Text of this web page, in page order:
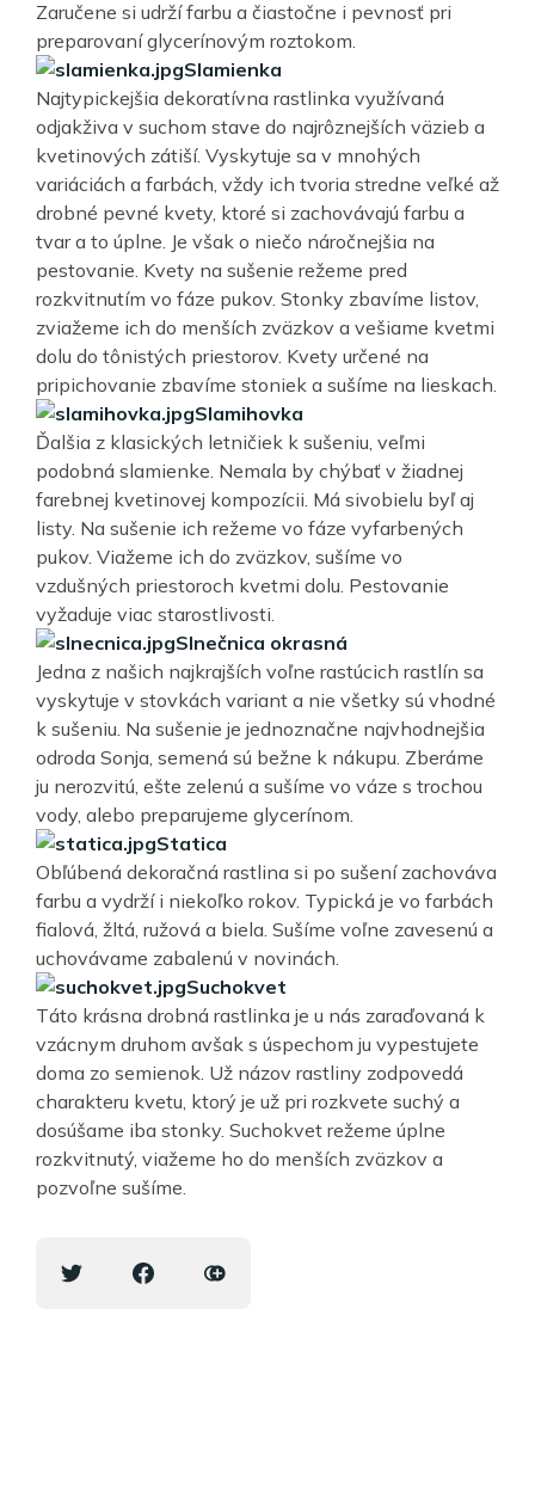
Zaručene si udrží farbu a čiastočne i pevnosť pri
preparovaní glycerínovým roztokom.
Slamienka
Najtypickejšia dekoratívna rastlinka využívaná
odjakživa v suchom stave do najrôznejších väzieb a
kvetinových zátiší. Vyskytuje sa v mnohých
variáciách a farbách, vždy ich tvoria stredne veľké až
drobné pevné kvety, ktoré si zachovávajú farbu a
tvar a to úplne. Je však o niečo náročnejšia na
pestovanie. Kvety na sušenie režeme pred
rozkvitnutím vo fáze pukov. Stonky zbavíme listov,
zviažeme ich do menších zväzkov a vešiame kvetmi
dolu do tônistých priestorov. Kvety určené na
pripichovanie zbavíme stoniek a sušíme na lieskach.
Slamihovka
Ďalšia z klasických letničiek k sušeniu, veľmi
podobná slamienke. Nemala by chýbať v žiadnej
farebnej kvetinovej kompozícii. Má sivobielu byľ aj
listy. Na sušenie ich režeme vo fáze vyfarbených
pukov. Viažeme ich do zväzkov, sušíme vo
vzdušných priestoroch kvetmi dolu. Pestovanie
vyžaduje viac starostlivosti.
Slnečnica okrasná
Jedna z našich najkrajších voľne rastúcich rastlín sa
vyskytuje v stovkách variant a nie všetky sú vhodné
k sušeniu. Na sušenie je jednoznačne najvhodnejšia
odroda Sonja, semená sú bežne k nákupu. Zberáme
ju nerozvitú, ešte zelenú a sušíme vo váze s trochou
vody, alebo preparujeme glycerínom.
Statica
Obľúbená dekoračná rastlina si po sušení zachováva
farbu a vydrží i niekoľko rokov. Typická je vo farbách
fialová, žltá, ružová a biela. Sušíme voľne zavesenú a
uchovávame zabalenú v novinách.
Suchokvet
Táto krásna drobná rastlinka je u nás zaraďovaná k
vzácnym druhom avšak s úspechom ju vypestujete
doma zo semienok. Už názov rastliny zodpovedá
charakteru kvetu, ktorý je už pri rozkvete suchý a
dosúšame iba stonky. Suchokvet režeme úplne
rozkvitnutý, viažeme ho do menších zväzkov a
pozvoľne sušíme.